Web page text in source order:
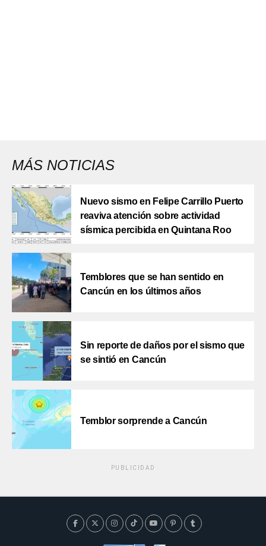
MÁS NOTICIAS
Nuevo sismo en Felipe Carrillo Puerto
reaviva atención sobre actividad
sísmica percibida en Quintana Roo
Temblores que se han sentido en
Cancún en los últimos años
Sin reporte de daños por el sismo que
se sintió en Cancún
Temblor sorprende a Cancún
PUBLICIDAD